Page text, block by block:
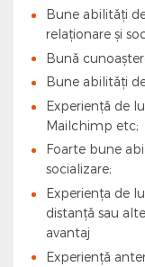
Bune abilități
relaționare și
Bună
Bune abilități
Experiență de
Mailchimp etc;
Foarte bune
socializare;
Experiența de
distanță sau
avantaj
Experiență